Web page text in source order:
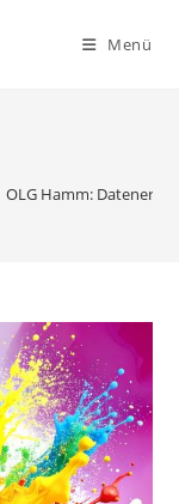
Menü
OLG Hamm: